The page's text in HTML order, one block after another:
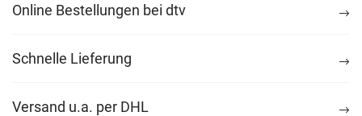
Online Bestellungen bei dtv
Schnelle Lieferung
Versand u.a. per DHL